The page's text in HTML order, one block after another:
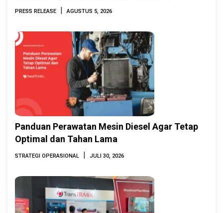
Indonesia Marine & Offshore Expo (IMOX)
PRESS RELEASE | AGUSTUS 5, 2026
Panduan Perawatan Mesin Diesel Agar Tetap
Optimal dan Tahan Lama
STRATEGI OPERASIONAL | JULI 30, 2026